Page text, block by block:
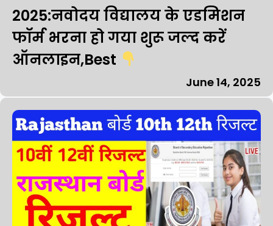
2025:नवोदय विद्यालय के एडमिशन
फॉर्म भरना हो गया शुरू जल्द करें
ऑनलाइन,Best
June 14, 2025